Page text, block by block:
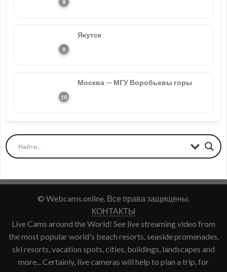
Якутск
Москва — МГУ Воробьевы горы
© Webcams.online. Все права защищены.
КОНТАКТЫ
Live Cams around the World! See live streaming video from
the most popular world's beach resorts, seaside promenades,
ski resorts, vacation spots, cities, buildings, landscapes and
more... Certainly, live cameras will help to plan a trip, for